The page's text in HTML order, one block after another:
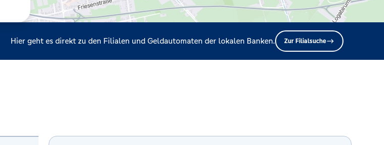
Hier geht es direkt zu den Filialen und Geldautomaten der lokalen Banken. Zur Filialsuche